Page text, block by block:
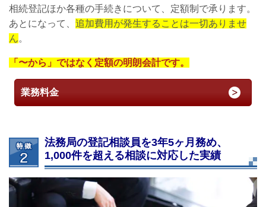
相続登記ほか各種の手続きについて、定額制で承ります。
あとになって、 追加費用が発生することは一切ありませ
ん。
「〜から」ではなく定額の明朗会計です。
業務料金
法務局の登記相談員を3年5ヶ月務め、
1,000件を超える相談に対応した実績